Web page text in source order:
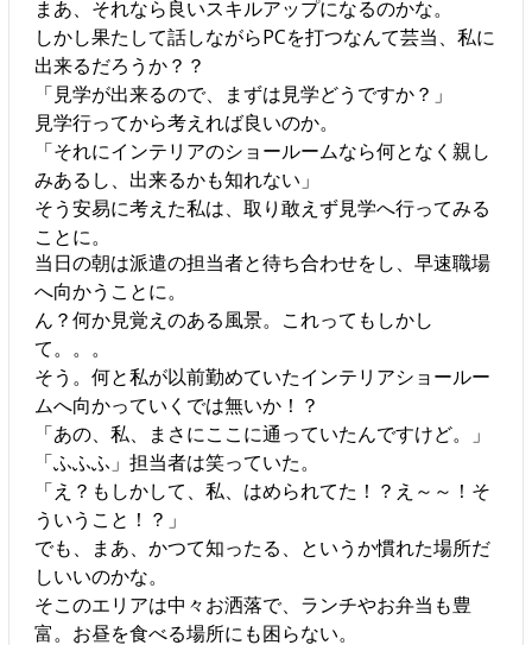
まあ、それなら良いスキルアップになるのかな。
しかし果たして話しながらPCを打つなんて芸当、私に
出来るだろうか？？
「見学が出来るので、まずは見学どうですか？」
見学行ってから考えれば良いのか。
「それにインテリアのショールームなら何となく親し
みあるし、出来るかも知れない」
そう安易に考えた私は、取り敢えず見学へ行ってみる
ことに。
当日の朝は派遣の担当者と待ち合わせをし、早速職場
へ向かうことに。
ん？何か見覚えのある風景。これってもしかし
て。。。
そう。何と私が以前勤めていたインテリアショールー
ムへ向かっていくでは無いか！？
「あの、私、まさにここに通っていたんですけど。」
「ふふふ」担当者は笑っていた。
「え？もしかして、私、はめられてた！？え～～！そ
ういうこと！？」
でも、まあ、かつて知ったる、というか慣れた場所だ
しいいのかな。
そこのエリアは中々お洒落で、ランチやお弁当も豊
富。お昼を食べる場所にも困らない。